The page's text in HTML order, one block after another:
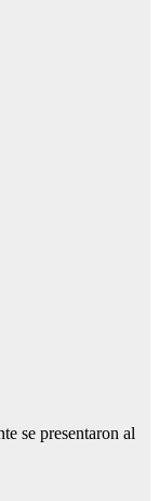
se presentaron al